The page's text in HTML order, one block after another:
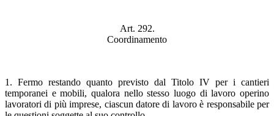
Art. 292.
Coordinamento
1. Fermo restando quanto previsto dal Titolo IV per i cantieri
temporanei e mobili, qualora nello stesso luogo di lavoro operino
lavoratori di più imprese, ciascun datore di lavoro è responsabile per